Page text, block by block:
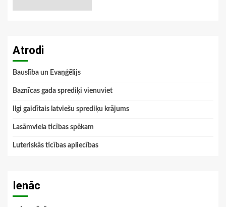
Atrodi
Bauslība un Evaņģēlijs
Baznīcas gada sprediķi vienuviet
Ilgi gaidītais latviešu sprediķu krājums
Lasāmviela ticības spēkam
Luteriskās ticības apliecības
Ienāc